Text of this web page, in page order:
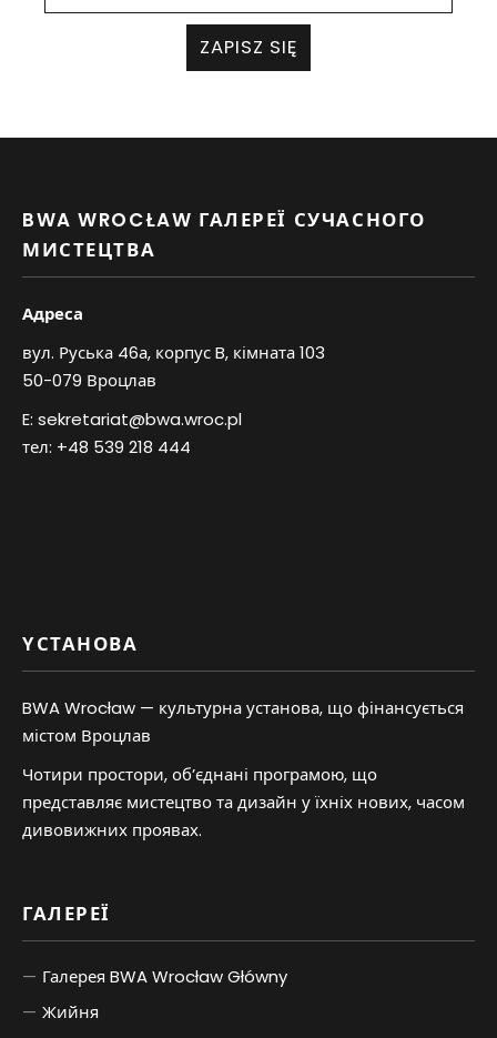
ZAPISZ SIĘ
BWA WROCŁAW ГАЛЕРЕЇ СУЧАСНОГО
МИСТЕЦТВА
Адреса
вул. Руська 46а, корпус B, кімната 103
50-079 Вроцлав
E: sekretariat@bwa.wroc.pl
тел: +48 539 218 444
YСТАНОВА
BWA Wrocław — культурна установа, що фінансується
містом Вроцлав
Чотири простори, об’єднані програмою, що
представляє мистецтво та дизайн у їхніх нових, часом
дивовижних проявах.
ГАЛЕРЕЇ
Галерея BWA Wrocław Główny
Жийня